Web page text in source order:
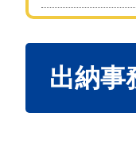
出納事